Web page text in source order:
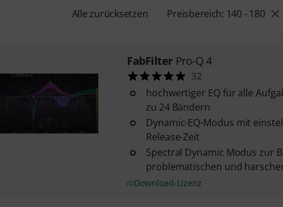
Alle zurücksetzen Preisbereich: 140 - 180
FabFilter Pro-Q 4
32
hochwertiger EQ für alle
zu 24 Bändern
Dynamic-EQ-Modus mit
Release-Zeit
Spectral Dynamic Modus zur
problematischen und
Download-Lizenz